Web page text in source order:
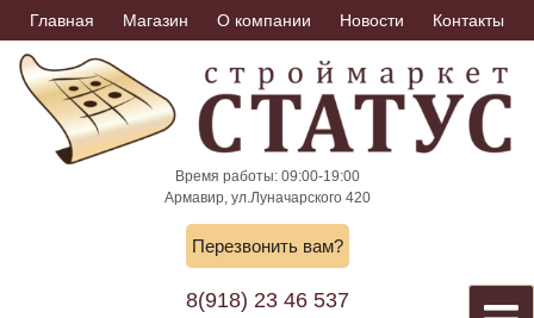
Skip
to
content
Главная Магазин О компании Новости Контакты
Время работы: 09:00-19:00
Армавир, ул.Луначарского 420
Перезвонить вам?
8(918) 23 46 537